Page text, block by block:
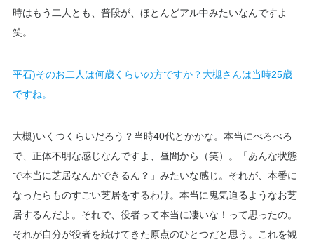
時はもう二人とも、普段が、ほとんどアル中みたいなんですよ
笑。
平石)そのお二人は何歳くらいの方ですか？大槻さんは当時25歳
ですね。
大槻)いくつくらいだろう？当時40代とかかな。本当にべろべろ
で、正体不明な感じなんですよ、昼間から（笑）。「あんな状態
で本当に芝居なんかできるん？」みたいな感じ。それが、本番に
なったらものすごい芝居をするわけ。本当に鬼気迫るようなお芝
居するんだよ。それで、役者って本当に凄いな！って思ったの。
それが自分が役者を続けてきた原点のひとつだと思う。これを観